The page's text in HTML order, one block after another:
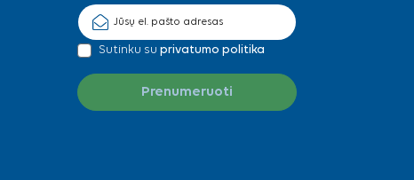
Sutinku su privatumo politika